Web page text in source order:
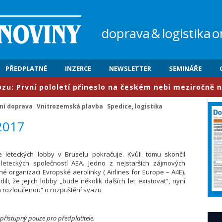
doprava&logistika
PŘEDPLATNÉ INZERCE NEWSLETTER SEMINÁŘE
pololetí přineslo na českém nebi meziročně nárůst
doprava Vnitrozemská plavba Spedice, logistika
leteckých lobby v Bruselu pokračuje. Kvůli tomu skončil
společností AEA. Jedno z nejstarších zájmových
organizaci Evropské aerolinky ( Airlines for Europe – A4E).
že jejich lobby „bude několik dalších let existovat“, nyní
o rozpuštění svazu
přístupný pouze pro předplatitele.